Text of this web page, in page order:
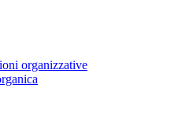
organizzative